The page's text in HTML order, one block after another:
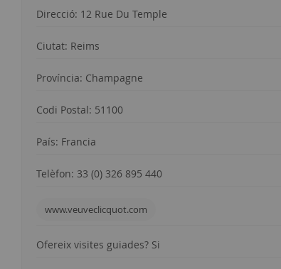
Direcció: 12 Rue Du Temple
Ciutat: Reims
Província: Champagne
Codi Postal: 51100
País: Francia
Telèfon: 33 (0) 326 895 440
www.veuveclicquot.com
Ofereix visites guiades? Si